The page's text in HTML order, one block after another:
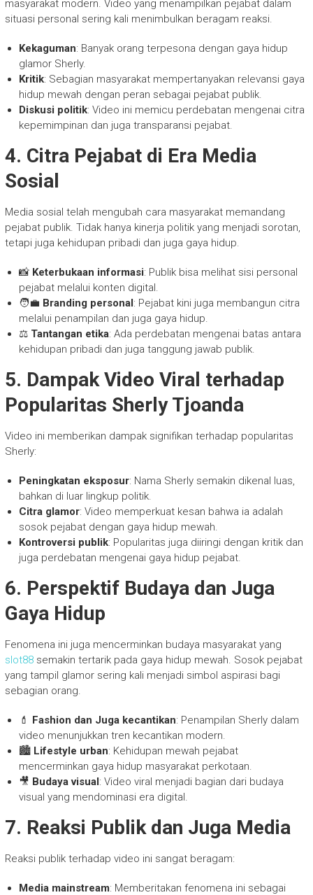
masyarakat modern. Video yang menampilkan pejabat dalam
situasi personal sering kali menimbulkan beragam reaksi.
Kekaguman: Banyak orang terpesona dengan gaya hidup
glamor Sherly.
Kritik: Sebagian masyarakat mempertanyakan relevansi gaya
hidup mewah dengan peran sebagai pejabat publik.
Diskusi politik: Video ini memicu perdebatan mengenai citra
kepemimpinan dan juga transparansi pejabat.
4. Citra Pejabat di Era Media
Sosial
Media sosial telah mengubah cara masyarakat memandang
pejabat publik. Tidak hanya kinerja politik yang menjadi sorotan,
tetapi juga kehidupan pribadi dan juga gaya hidup.
📸 Keterbukaan informasi: Publik bisa melihat sisi personal
pejabat melalui konten digital.
🧑‍💼 Branding personal: Pejabat kini juga membangun citra
melalui penampilan dan juga gaya hidup.
⚖️ Tantangan etika: Ada perdebatan mengenai batas antara
kehidupan pribadi dan juga tanggung jawab publik.
5. Dampak Video Viral terhadap
Popularitas Sherly Tjoanda
Video ini memberikan dampak signifikan terhadap popularitas
Sherly:
Peningkatan eksposur: Nama Sherly semakin dikenal luas,
bahkan di luar lingkup politik.
Citra glamor: Video memperkuat kesan bahwa ia adalah
sosok pejabat dengan gaya hidup mewah.
Kontroversi publik: Popularitas juga diiringi dengan kritik dan
juga perdebatan mengenai gaya hidup pejabat.
6. Perspektif Budaya dan Juga
Gaya Hidup
Fenomena ini juga mencerminkan budaya masyarakat yang
slot88semakin tertarik pada gaya hidup mewah. Sosok pejabat
yang tampil glamor sering kali menjadi simbol aspirasi bagi
sebagian orang.
💄 Fashion dan Juga kecantikan: Penampilan Sherly dalam
video menunjukkan tren kecantikan modern.
🏙️ Lifestyle urban: Kehidupan mewah pejabat
mencerminkan gaya hidup masyarakat perkotaan.
🎥 Budaya visual: Video viral menjadi bagian dari budaya
visual yang mendominasi era digital.
7. Reaksi Publik dan Juga Media
Reaksi publik terhadap video ini sangat beragam:
Media mainstream: Memberitakan fenomena ini sebagai